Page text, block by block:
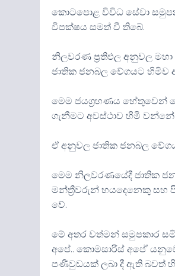
කොටපොළ විවිධ සේවා
විපක්ෂය සමත් වී තිබේ.
නිලවරණ ප්‍රතිඵල අනුවල
ජාතික ජනබල වේගයට
මෙම ජයග්‍රහණය හේතුවෙන්
ගැනීමට අවස්ථාව හිමි
ඒ අනුවල ජාතික ජනබල
මෙම නිලවරණයේදී ජාතික
මන්ත්‍රීවරුන් හයදෙනෙකු සහ
වේ.
මේ අතර වත්මන් සමුපකාර
අපේ.. කොමසාරිස් අපේ’
පණිවුඩයක් ලබා දී ඇති බවත්